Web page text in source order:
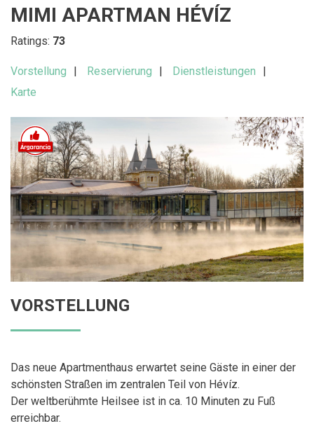
MIMI APARTMAN HÉVÍZ
Ratings: 73
Vorstellung Reservierung
Dienstleistungen
Karte
VORSTELLUNG
Das neue Apartmenthaus erwartet seine Gäste in einer der
schönsten Straßen im zentralen Teil von Hévíz.
Der weltberühmte Heilsee ist in ca. 10 Minuten zu Fuß
erreichbar.